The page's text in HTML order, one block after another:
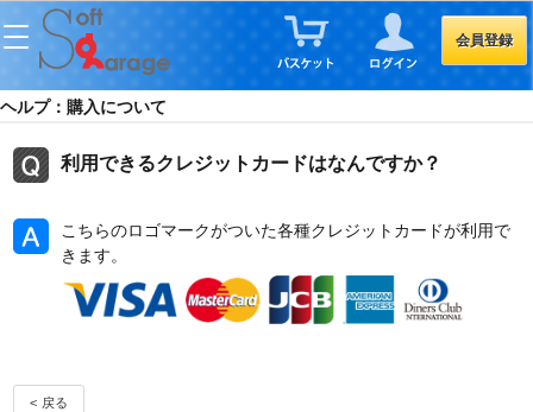
会員登録
ヘルプ：購入について
利用できるクレジットカードはなんですか？
こちらのロゴマークがついた各種クレジットカードが利用で
きます。
< 戻る